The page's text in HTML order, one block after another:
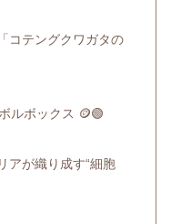
コテングクワガタの
ルボックス 🪙🟢
アが織り成す“細胞